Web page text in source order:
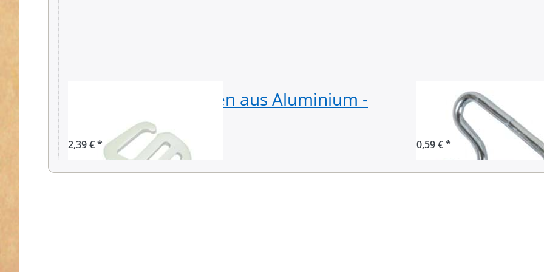
G-Haken - Gurthaken aus Aluminium -
silber - 25mm
2,39 € *
Drahthaken
Durchlass - 1
0,59 € *